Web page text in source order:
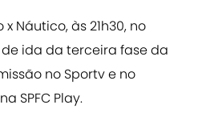
Náutico, às 21h30, no
de ida da terceira fase da
no Sportv e no
SPFC Play.